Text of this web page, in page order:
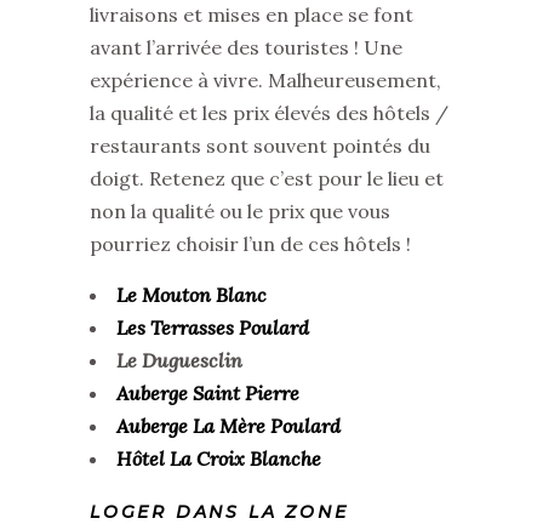
livraisons et mises en place se font
avant l’arrivée des touristes ! Une
expérience à vivre. Malheureusement,
la qualité et les prix élevés des hôtels /
restaurants sont souvent pointés du
doigt. Retenez que c’est pour le lieu et
non la qualité ou le prix que vous
pourriez choisir l’un de ces hôtels !
Le Mouton Blanc
Les Terrasses Poulard
Le Duguesclin
Auberge Saint Pierre
Auberge La Mère Poulard
Hôtel La Croix Blanche
LOGER DANS LA ZONE